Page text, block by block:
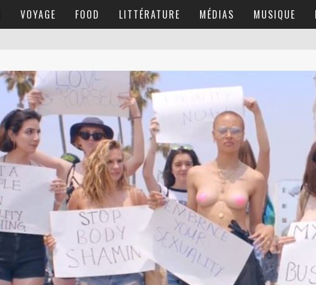
VOYAGE FOOD LITTÉRATURE MÉDIAS MUSIQUE